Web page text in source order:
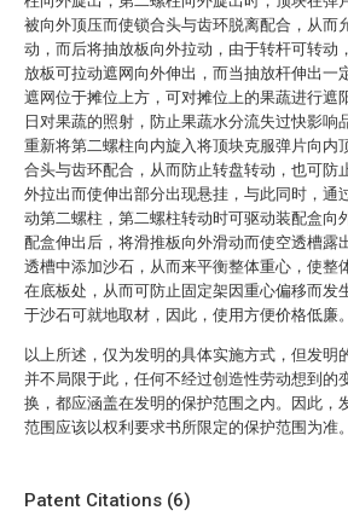
被向外顶压而使锁合头与齿环脱离配合，从而
动，而后将抽放板向外拉动，由于转杆可转动
放板可拉动遮网向外伸出，而当抽放杆伸出一
遮网位于摊位上方，可对摊位上的果蔬进行遮
日对果蔬的照射，防止果蔬水分流失过快影响
重新将第二螺柱向内旋入将顶块克服弹片向内
合头与齿环配合，从而防止转盘转动，也可防
外拉出而使伸出部分出现悬挂，与此同时，通
动第二螺柱，第二螺柱转动时可驱动装配盒向
配盒伸出后，将滑推板向外滑动而使空透槽露
透槽中添加沙石，从而来平衡整体重心，使整
在底板处，从而可防止固定架因重心偏移而发
于沙石可就地取材，因此，使用方便价格低廉。
以上所述，仅为发明的具体实施方式，但发明
并不局限于此，任何不经过创造性劳动想到的
换，都应涵盖在发明的保护范围之内。因此，
范围应该以权利要求书所限定的保护范围为准。
Patent Citations (6)